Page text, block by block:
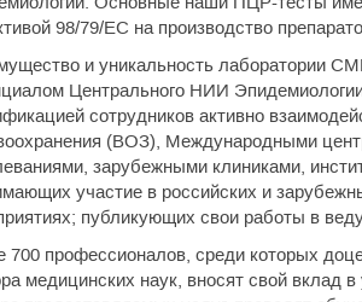
98/79/ЕС на производство
и уникальность лаборатории
Центрального НИИ
сотрудников активно
(ВОЗ), Международными
зарубежными клиниками,
участие в российских и
публикующих свои работы в
700 профессионалов, среди которых
медицинских наук, вносят свой вклад